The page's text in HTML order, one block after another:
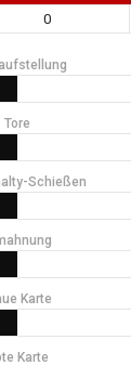
0
Tore
Schießen
Karte
Karte